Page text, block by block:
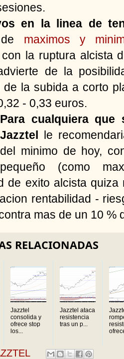
en la linea de
de maximos y
con la ruptura alcista
de la
de la subida a corto
- 0,33 euros.
Para cualquiera
Jazztel le
del minimo de hoy,
pequeño (como
de exito alcista
rentabilidad -
mas de un 10 %
RELACIONADAS
Jazztel
consolida y
ofrece stop
los...
Jazztel ataca
resistencia
tras un p...